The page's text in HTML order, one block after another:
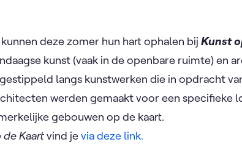
deze zomer hun hart ophalen bijKunst
kunst (vaak in de openbare ruimte) en
langs kunstwerken die in opdracht
werden gemaakt voor een specifieke
gebouwen op de kaart.
de Kaartvind jevia deze link.